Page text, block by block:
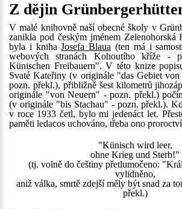
Z dějin
V malé knihovně naší obecné školy v
zanikla pod českým jménem
byla i knihaJosefa Blaua (ten má i
webových stranách Kohoutího kříže -
Künischen Freibauern". V této knize
Svaté Kateřiny (v originále "das Gebiet
pozn. překl.), přibližně šest kilometrů
originále "von Neuern" - pozn. překl.)
(v originále "bis Stachau" - pozn. překl.).
v roce 1933 četl, bylo mi jedenáct let.
paměti ledacos uchováno, třeba ono
"Künisch wird leer,
ohne Krieg und Sterb!"
(tj. volně do češtiny přetlumočeno:
vylidněno,
aniž válka, smrtě zdejší měly být snad za
překl.)